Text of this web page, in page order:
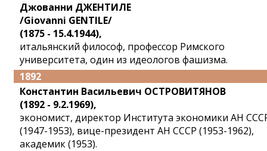
Джованни ДЖЕНТИЛЕ
/Giovanni GENTILE/
(1875 - 15.4.1944),
итальянский философ, профессор Римского
университета, один из идеологов фашизма.
1892
Константин Васильевич ОСТРОВИТЯНОВ
(1892 - 9.2.1969),
экономист, директор Института экономики АН
(1947-1953), вице-президент АН СССР (1953-1962),
академик (1953).